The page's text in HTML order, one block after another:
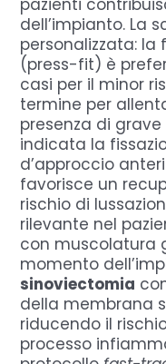
pazienti
dell’impianto. La
personalizzata:
(press-fit) è
casi per il minor
termine per
presenza di
indicata la
d’approccio
favorisce un
rischio di
rilevante nel
con muscolatura
momento
sinoviectomia
della membrana
riducendo il
processo